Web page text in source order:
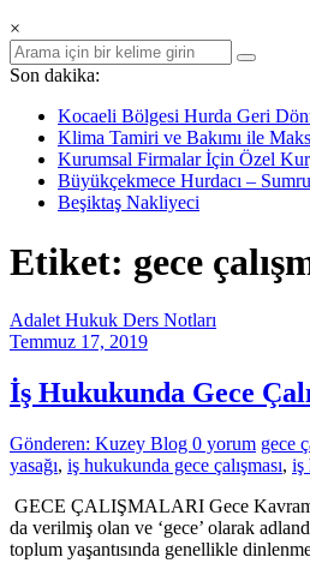
×
Son dakika:
Kocaeli Bölgesi Hurda Geri
Klima Tamiri ve Bakımı ile
Kurumsal Firmalar İçin Özel
Büyükçekmece Hurdacı –
Beşiktaş Nakliyeci
Etiket: gece
Adalet Hukuk Ders Notları
Temmuz 17, 2019
İş Hukukunda Gece
Gönderen: Kuzey Blog 0 yorum gece
yasağı, iş hukukunda gece çalışması, iş
GECE ÇALIŞMALARI Gece
da verilmiş olan ve ‘gece’ olarak
toplum yaşantısında genellikle